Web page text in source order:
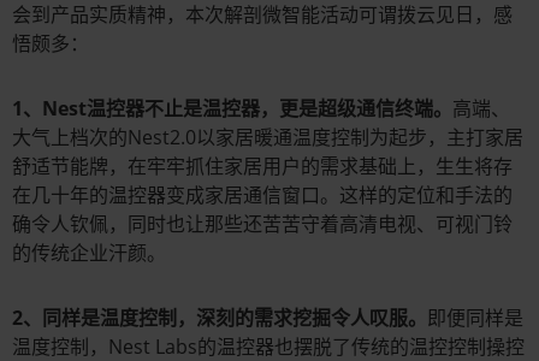
会到产品实质精神，本次解剖微智能活动可谓拨云见日，感
悟颇多：
1、Nest温控器不止是温控器，更是超级通信终端。 高端、
大气上档次的Nest2.0以家居暖通温度控制为起步，主打家居
舒适节能牌，在牢牢抓住家居用户的需求基础上，生生将存
在几十年的温控器变成家居通信窗口。这样的定位和手法的
确令人钦佩，同时也让那些还苦苦守着高清电视、可视门铃
的传统企业汗颜。
2、同样是温度控制，深刻的需求挖掘令人叹服。 即便同样是
温度控制，Nest Labs的温控器也摆脱了传统的温控控制操控